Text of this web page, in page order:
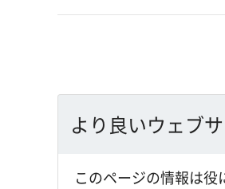
より良いウェブ
このページの情報は役